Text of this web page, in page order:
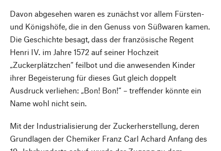
Davon abgesehen waren es zunächst vor allem Fürsten-
und Königshöfe, die in den Genuss von Süßwaren kamen.
Die Geschichte besagt, dass der französische Regent
Henri IV. im Jahre 1572 auf seiner Hochzeit
„Zuckerplätzchen“ feilbot und die anwesenden Kinder
ihrer Begeisterung für dieses Gut gleich doppelt
Ausdruck verliehen: „Bon! Bon!“ – treffender könnte ein
Name wohl nicht sein.
Mit der Industrialisierung der Zuckerherstellung, deren
Grundlagen der Chemiker Franz Carl Achard Anfang des